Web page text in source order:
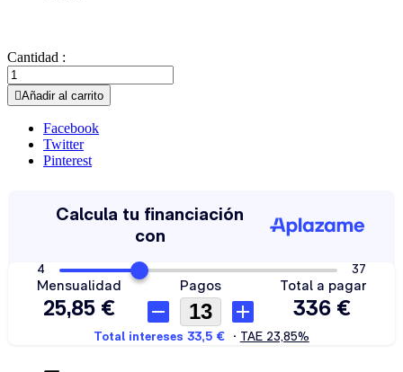
Cantidad :
Añadir al carrito
Facebook
Twitter
Pinterest